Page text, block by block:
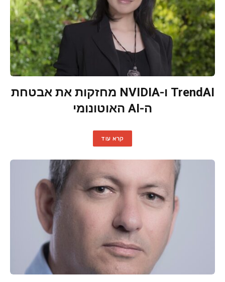
TrendAI ו-NVIDIA מחזקות את אבטחת
ה-AI האוטונומי
קרא עוד